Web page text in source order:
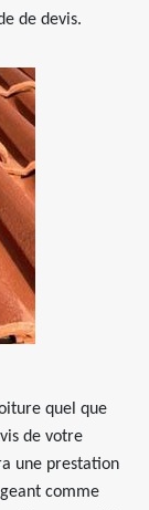
de devis.
quel que
de votre
une prestation
comme